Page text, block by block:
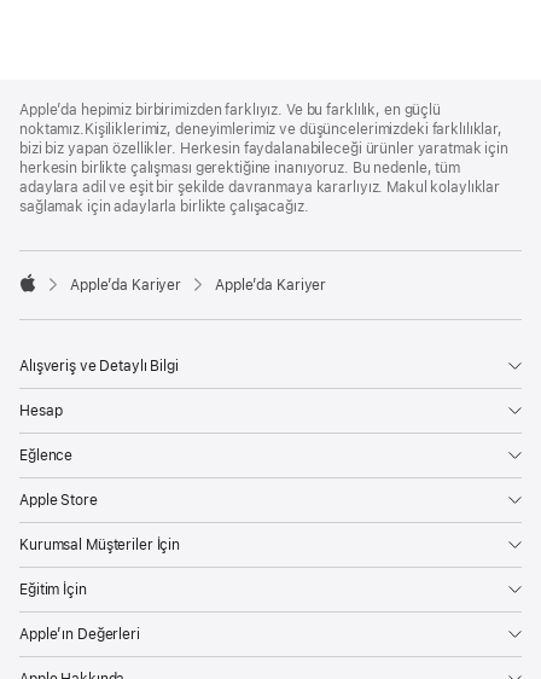
Footer
Apple’da hepimiz birbirimizden farklıyız. Ve bu farklılık, en güçlü
noktamız.Kişiliklerimiz, deneyimlerimiz ve düşüncelerimizdeki farklılıklar,
bizi biz yapan özellikler. Herkesin faydalanabileceği ürünler yaratmak için
herkesin birlikte çalışması gerektiğine inanıyoruz. Bu nedenle, tüm
adaylara adil ve eşit bir şekilde davranmaya kararlıyız. Makul kolaylıklar
sağlamak için adaylarla birlikte çalışacağız.

Apple’da Kariyer Apple’da Kariyer
Alışveriş ve Detaylı Bilgi
Hesap
Eğlence
Apple Store
Kurumsal Müşteriler İçin
Eğitim İçin
Apple’ın Değerleri